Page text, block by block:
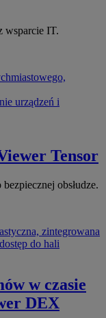
wsparcie IT.
urządzeń i
Tensor
obsłudze.
zintegrowana
do hali
w czasie
DEX